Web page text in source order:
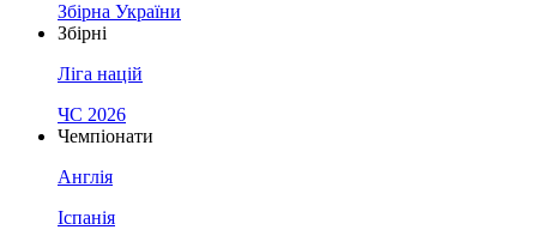
Збірна України
Збірні
Ліга націй
ЧС 2026
Чемпіонати
Англія
Іспанія